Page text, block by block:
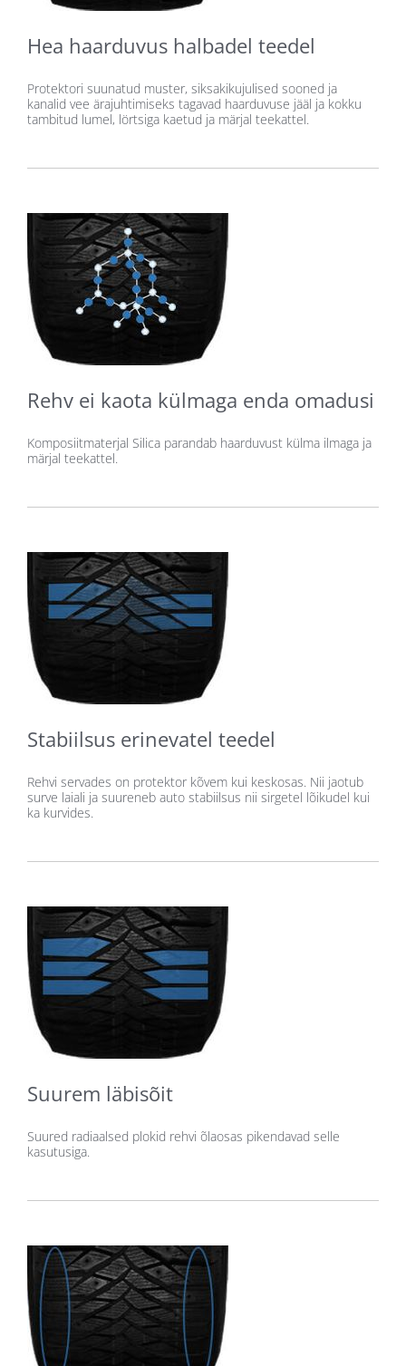
Hea haarduvus halbadel teedel
Protektori suunatud muster, siksakikujulised sooned ja
kanalid vee ärajuhtimiseks tagavad haarduvuse jääl ja kokku
tambitud lumel, lörtsiga kaetud ja märjal teekattel.
Rehv ei kaota külmaga enda omadusi
Komposiitmaterjal Silica parandab haarduvust külma ilmaga ja
märjal teekattel.
Stabiilsus erinevatel teedel
Rehvi servades on protektor kõvem kui keskosas. Nii jaotub
surve laiali ja suureneb auto stabiilsus nii sirgetel lõikudel kui
ka kurvides.
Suurem läbisõit
Suured radiaalsed plokid rehvi õlaosas pikendavad selle
kasutusiga.